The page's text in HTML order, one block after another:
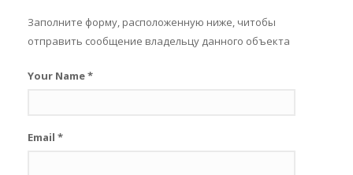
Заполните форму, расположенную ниже, читобы
отправить сообщение владельцу данного объекта
Your Name*
Email *